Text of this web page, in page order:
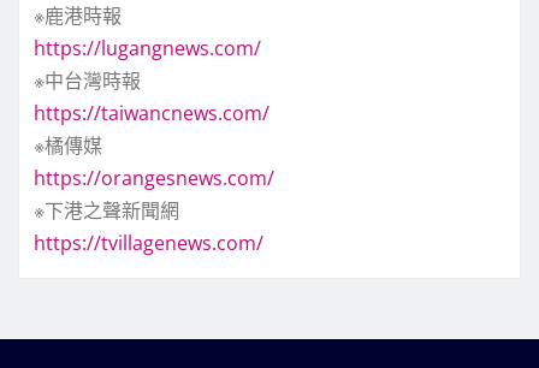
※鹿港時報
https://lugangnews.com/
※中台灣時報
https://taiwancnews.com/
※橘傳媒
https://orangesnews.com/
※下港之聲新聞網
https://tvillagenews.com/